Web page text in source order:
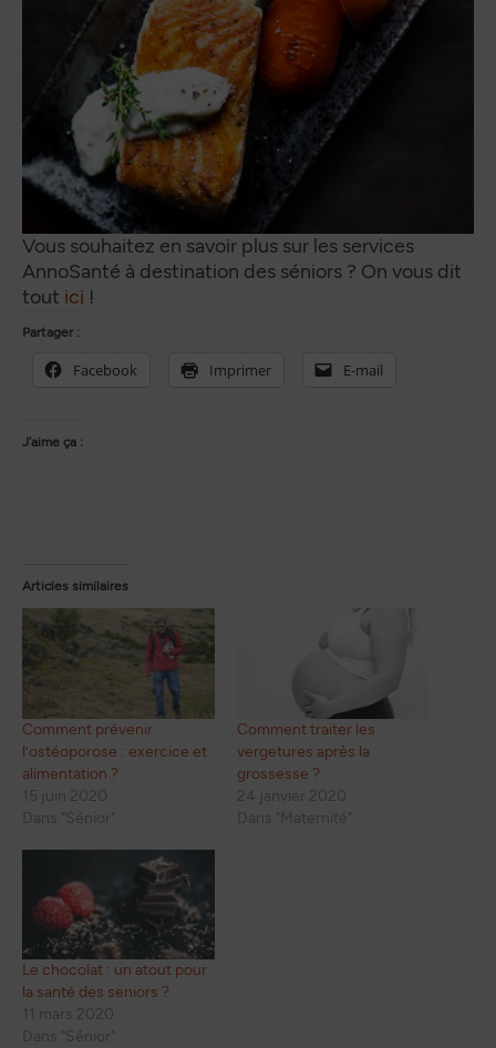
Vous souhaitez en savoir plus sur les services
AnnoSanté à destination des séniors ? On vous dit
tout ici !
Partager :
Facebook Imprimer E-mail
J’aime ça :
Articles similaires
Comment prévenir
l’ostéoporose : exercice et
alimentation ?
15 juin 2020
Dans "Sénior"
Comment traiter les
vergetures après la
grossesse ?
24 janvier 2020
Dans "Maternité"
Le chocolat : un atout pour
la santé des seniors ?
11 mars 2020
Dans "Sénior"